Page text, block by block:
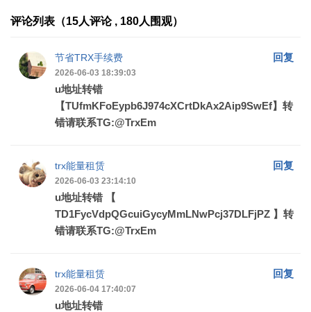
评论列表（15人评论 , 180人围观）
节省TRX手续费 回复
2026-06-03 18:39:03
u地址转错
【TUfmKFoEypb6J974cXCrtDkAx2Aip9SwEf】转
错请联系TG:@TrxEm
trx能量租赁 回复
2026-06-03 23:14:10
u地址转错 【
TD1FycVdpQGcuiGycyMmLNwPcj37DLFjPZ 】转
错请联系TG:@TrxEm
trx能量租赁 回复
2026-06-04 17:40:07
u地址转错